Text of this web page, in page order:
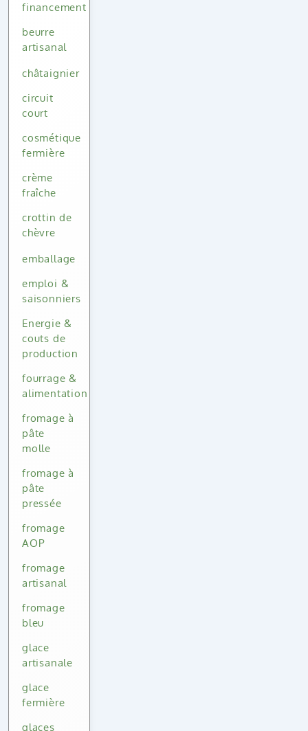
financement
beurre
artisanal
châtaignier
circuit
court
cosmétique
fermière
crème
fraîche
crottin de
chèvre
emballage
emploi &
saisonniers
Energie &
couts de
production
fourrage &
alimentation
fromage à
pâte
molle
fromage à
pâte
pressée
fromage
AOP
fromage
artisanal
fromage
bleu
glace
artisanale
glace
fermière
glaces